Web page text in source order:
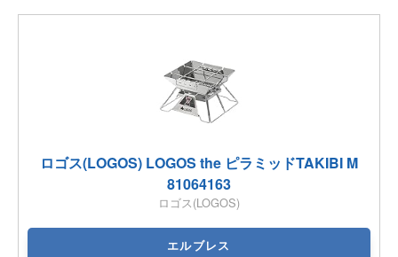
ロゴス(LOGOS) LOGOS the ピラミッドTAKIBI M
81064163
ロゴス(LOGOS)
エルブレス